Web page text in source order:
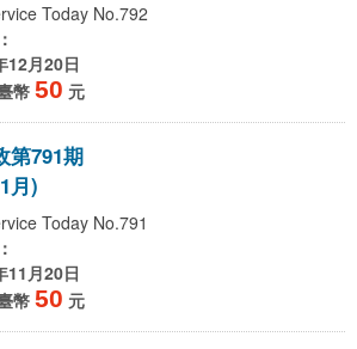
Today No.792
12月20日
幣 50 元
第791期
1月)
Today No.791
11月20日
幣 50 元